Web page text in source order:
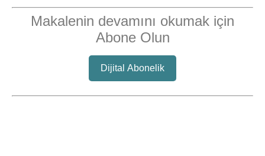
Makalenin devamını okumak için
Abone Olun
Dijital Abonelik